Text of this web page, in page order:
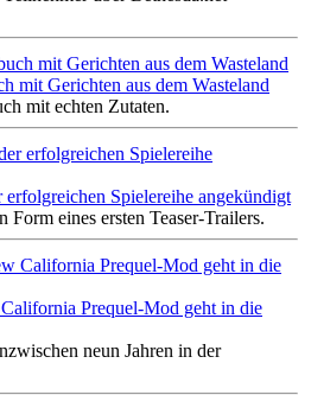
mit Gerichten aus dem Wasteland
mit echten Zutaten.
Spielereihe angekündigt
eines ersten Teaser-Trailers.
Prequel-Mod geht in die
neun Jahren in der